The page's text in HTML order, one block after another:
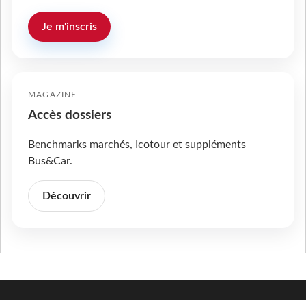
Je m'inscris
MAGAZINE
Accès dossiers
Benchmarks marchés, Icotour et suppléments
Bus&Car.
Découvrir